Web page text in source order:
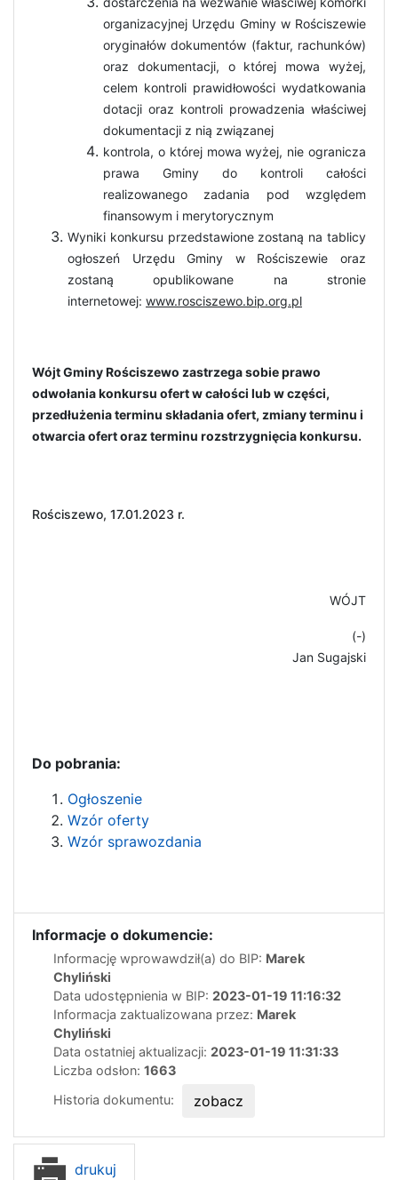
organizacyjnej Urzędu Gminy w Rościszewie
oryginałów dokumentów (faktur, rachunków)
oraz dokumentacji, o której mowa wyżej,
celem kontroli prawidłowości wydatkowania
dotacji oraz kontroli prowadzenia właściwej
dokumentacji z nią związanej
kontrola, o której mowa wyżej, nie ogranicza
prawa Gminy do kontroli całości
realizowanego zadania pod względem
finansowym i merytorycznym
Wyniki konkursu przedstawione zostaną na tablicy
ogłoszeń Urzędu Gminy w Rościszewie oraz
zostaną opublikowane na stronie
internetowej: www.rosciszewo.bip.org.pl
Wójt Gminy Rościszewo zastrzega sobie prawo
odwołania konkursu ofert w całości lub w części,
przedłużenia terminu składania ofert, zmiany terminu i
otwarcia ofert oraz terminu rozstrzygnięcia konkursu.
Rościszewo, 17.01.2023 r.
WÓJT
(-)
Jan Sugajski
Do pobrania:
Ogłoszenie
Wzór oferty
Wzór sprawozdania
Informacje o dokumencie:
Informację wprowawdził(a) do BIP: Marek
Chyliński
Data udostępnienia w BIP: 2023-01-19 11:16:32
Informacja zaktualizowana przez: Marek
Chyliński
Data ostatniej aktualizacji: 2023-01-19 11:31:33
Liczba odsłon: 1663
Historia dokumentu:
zobacz
drukuj